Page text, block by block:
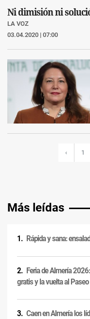
Ni dimisión ni
LA VOZ
03.04.2020 | 07:00
‹ 1
Más leídas
Rápida y sana:
Feria de Almería
gratis y la vuelta al Paseo
Caen en Almería los